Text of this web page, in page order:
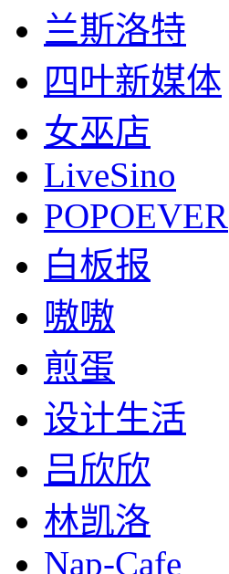
兰斯洛特
四叶新媒体
女巫店
LiveSino
POPOEVER
白板报
嗷嗷
煎蛋
设计生活
吕欣欣
林凯洛
Nap-Cafe